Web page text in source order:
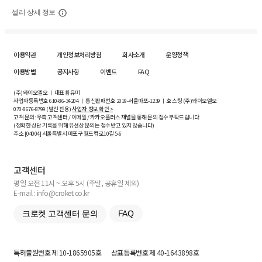
셀러 상세 정보
이용약관 개인정보처리방침 회사소개
운영정책
이용방법
공지사항 이벤트 FAQ
(주)와이오엘오 ㅣ 대표 황유미
사업자등록번호610-86-34204ㅣ 통신판매번호 2019-서울마포-1239 ㅣ 호스팅 (주)와이오엘오
070-8676-8799 (발신 전용)사업자 정보 확인 >
고객 문의: 우측 고객센터 / 이메일 / 카카오플러스 채널을 통해 문의 접수 부탁드립니다.
(정확한 상담 기록을 위해 유선상 문의는 접수받고 있지 않습니다)
주소 [04004] 서울특별시 마포구 월드컵로10길5-6
고객센터
평일 오전 11시 ~ 오후 5시 (주말, 공휴일 제외)
E-mail : info@croket.co.kr
크로켓 고객센터 문의 FAQ
특허출원번호제 10-1865905호 상표등록번호제 40-1643898호